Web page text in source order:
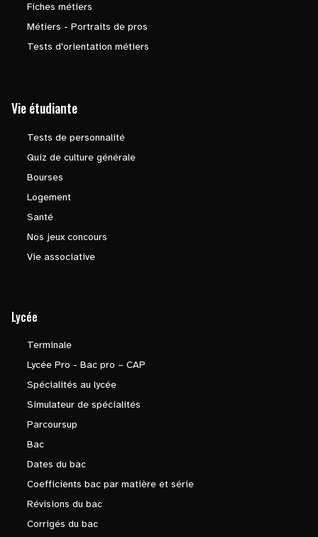
Fiches métiers
Métiers - Portraits de pros
Tests d'orientation métiers
Vie étudiante
Tests de personnalité
Quiz de culture générale
Bourses
Logement
Santé
Nos jeux concours
Vie associative
Lycée
Terminale
Lycée Pro - Bac pro – CAP
Spécialités au lycée
Simulateur de spécialités
Parcoursup
Bac
Dates du bac
Coefficients bac par matière et série
Révisions du bac
Corrigés du bac